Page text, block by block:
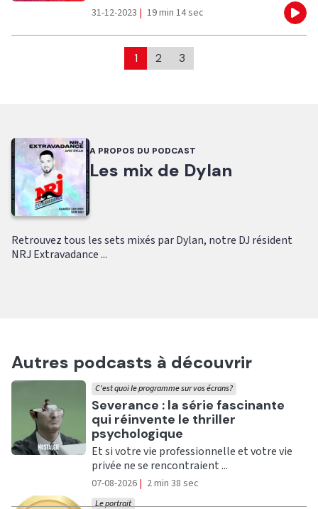
31-12-2023 | 19 min 14 sec
1 2 3
A PROPOS DU PODCAST
Les mix de Dylan
Retrouvez tous les sets mixés par Dylan, notre DJ résident
NRJ Extravadance ...
Autres podcasts à découvrir
Ecouter
Severance : la série fascinante
qui réinvente le thriller
psychologique
C'est quoi le programme sur vos écrans?
Et si votre vie professionnelle et votre vie
privée ne se rencontraient ...
07-08-2026 | 2 min 38 sec
Le portrait